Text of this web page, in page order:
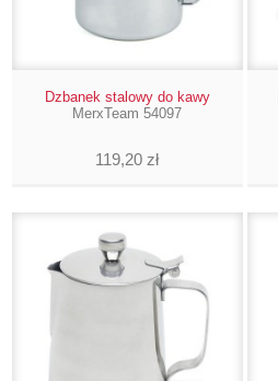
Dzbanek stalowy do kawy
MerxTeam 54097
119,20 zł